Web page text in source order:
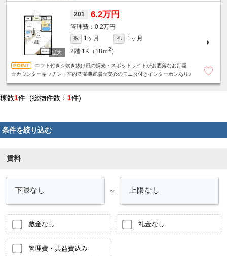
201 6.2万円
0.2万円
敷 1ヶ月 礼
1ヶ月
2階 1K（18ｍ2 ）
ロフト付き☆吹き抜け風の採光・スポットライトがお洒落なお部屋
☆カウンターキッチン・室内洗濯機置場☆安心のモニタ付きインターホンあり♪
棟数1件 (総物件数： 1件)
条件を絞り込む
賃料
～
敷金なし 礼金なし
管理費・共益費込み